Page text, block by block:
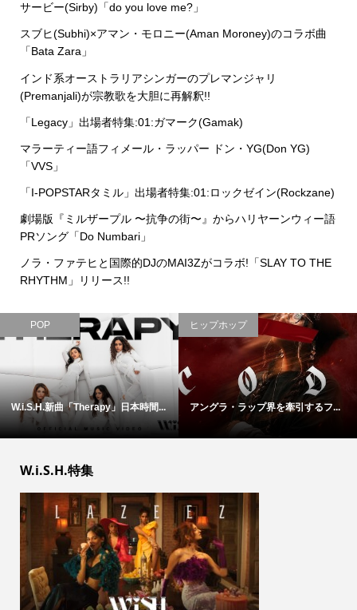
サービー(Sirby)「do you love me?」
スブヒ(Subhi)×アマン・モロニー(Aman Moroney)のコラボ曲
「Bata Zara」
インド系オーストラリアシンガーのプレマンジャリ
(Premanjali)が宗教歌を大胆に再解釈!!
「Legacy」出場者特集:01:ガマーク(Gamak)
マラーティー語フィメール・ラッパー ドン・YG(Don YG)
「VVS」
「I-POPSTARタミル」出場者特集:01:ロックゼイン(Rockzane)
劇場版『ミルザープル 〜抗争の街〜』からハリヤーンウィー語
PRソング「Do Numbari」
ノラ・ファテヒと国際的DJのMAI3Zがコラボ!「SLAY TO THE
RHYTHM」リリース!!
POP
W.i.S.H.新曲「Therapy」日本時間...
ヒップホップ
アングラ・ラップ界を牽引するフ...
W.i.S.H.特集